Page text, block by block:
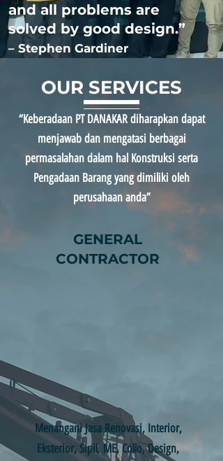
and all problems are
solved by good design.”
– Stephen Gardiner
OUR SERVICES
“Keberadaan PT DANAKAR diharapkan dapat
menjawab dan mengatasi berbagai
permasalahan dalam hal Konstruksi serta
Pengadaan Barang yang dimiliki oleh
perusahaan anda”
GENERAL
CONTRACTOR
Menangani Jasa Renovasi, Interior,
Eksterior, Sipil, ME, Collo, Design,